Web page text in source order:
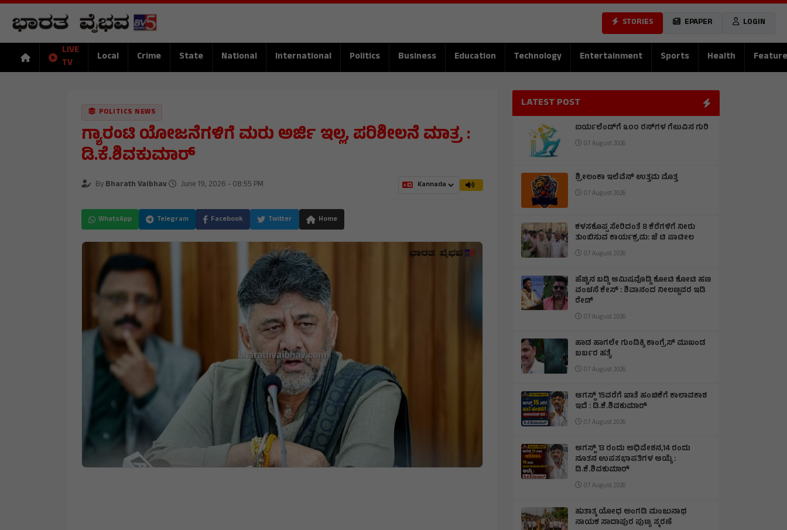
STORIES EPAPER LOGIN
LIVE
TV
Local Crime State National International Politics Business Education Technology Entertainment Sports Health Feature
POLITICS NEWS
ಗ್ಯಾರಂಟಿ ಯೋಜನೆಗಳಿಗೆ ಮರು ಅರ್ಜಿ ಇಲ್ಲ, ಪರಿಶೀಲನೆ ಮಾತ್ರ :
ಡಿ.ಕೆ.ಶಿವಕುಮಾರ್
ByBharath Vaibhav June 19, 2026 - 08:55 PM
WhatsApp Telegram Facebook Twitter Home
LATEST POST
ಐರ್ಯಲೆಂಡ್‌ಗೆ ೩೦೦ ರನ್‌ಗಳ ಗೆಲುವಿನ ಗುರಿ
07 August 2026
ಶ್ರೀಲಂಕಾ ಇಲೆವೆನ್ ಉತ್ತಮ ಮೊತ್ತ
07 August 2026
ಕಳಸಕೊಪ್ಪ ಸೇರಿದಂತೆ 8 ಕೆರೆಗಳಿಗೆ ನೀರು
ತುಂಬಿಸುವ ಕಾರ್ಯಕ್ರಮ: ಜೆ ಟಿ ಪಾಟೀಲ
07 August 2026
ಹೆಚ್ಚಿನ ಬಡ್ಡಿ ಆಮಿಷವೊಡ್ಡಿ ಕೋಟಿ ಕೋಟಿ ಹಣ
ವಂಚನೆ ಕೇಸ್ : ಶಿವಾನಂದ ನೀಲಣ್ಣವರ ಇಡಿ
ರೇಡ್
07 August 2026
ಹಾಡ ಹಾಗಲೇ ಗುಂಡಿಕ್ಕಿ ಕಾಂಗ್ರೆಸ್ ಮುಖಂಡ
ಬರ್ಬರ ಹತ್ಯೆ
07 August 2026
ಆಗಸ್ಟ್ 15ವರೆಗೆ ಖಾತೆ ಹಂಚಿಕೆಗೆ ಕಾಲಾವಕಾಶ
ಇದೆ : ಡಿ.ಕೆ.ಶಿವಕುಮಾರ್
07 August 2026
ಆಗಸ್ಟ್ 13 ರಂದು ಅಧಿವೇಶನ,14 ರಂದು
ನೂತನ ಉಪಸಭಾಪತಿಗಳ ಆಯ್ಕೆ :
ಡಿ.ಕೆ.ಶಿವಕುಮಾರ್
07 August 2026
ಹುತಾತ್ಮ ಯೋಧ ಅಂಗಡಿ ಮಂಜುನಾಥ
ನಾಯಕ ಸಾದಾಪುರ ಪುಣ್ಯ ಸ್ಮರಣೆ